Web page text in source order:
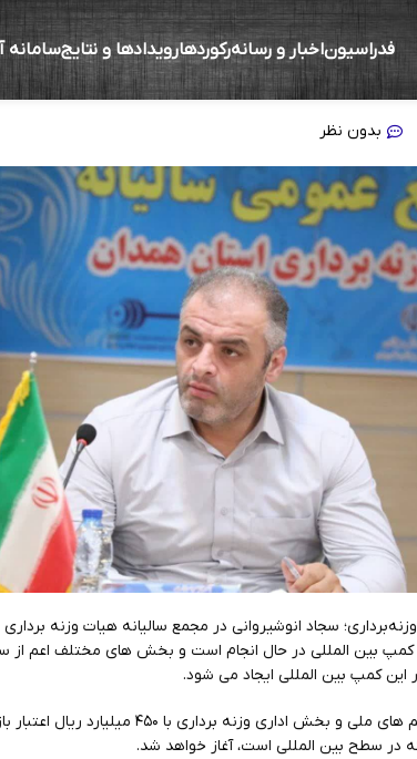
فدراسیوناخبار و رسانهرکوردهارویدادها و نتایجسامانه
ساخت یک پایگاه مجهز برای تیم‌های
بدون نظر
سجاد انوشیروانی در مجمع سالیانه هیات وزنه
کمپ بین المللی در حال انجام است و بخش های مختلف اعم از
این کمپ بین المللی ایجاد می شود.
وی بیان کرد: هم اکنون نیز کمپ تیم های ملی و بخش
سطح بین المللی است، آغاز خواهد شد.